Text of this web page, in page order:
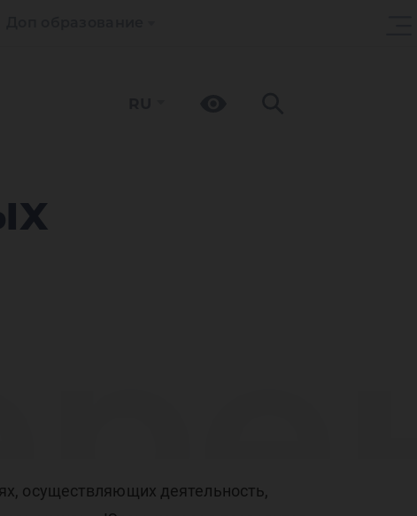
осуществляющих деятельность,